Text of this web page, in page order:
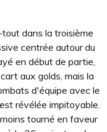
dans la troisième
centrée autour du
en début de partie,
aux golds, mais la
d'équipe avec le
révélée impitoyable.
tourné en faveur